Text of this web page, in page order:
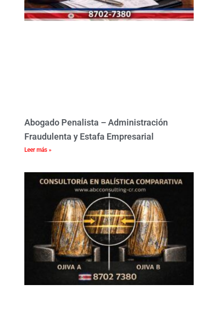
Abogado Penalista – Administración
Fraudulenta y Estafa Empresarial
Leer más »